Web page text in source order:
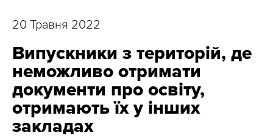
20 Травня 2022
Випускники з територій, де
неможливо отримати
документи про освіту,
отримають їх у інших
закладах